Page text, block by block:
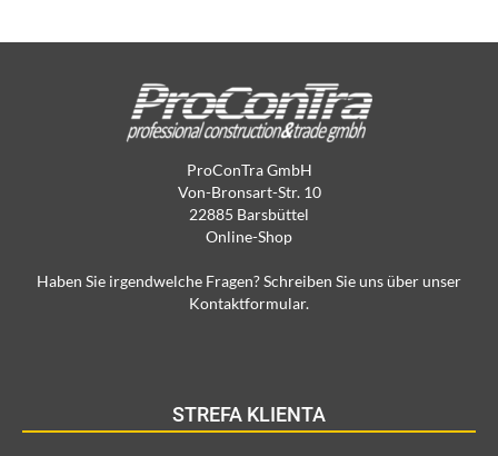
ProConTra GmbH
Von-Bronsart-Str. 10
22885 Barsbüttel
Online-Shop
Haben Sie irgendwelche Fragen? Schreiben Sie uns über unser
Kontaktformular.
STREFA KLIENTA